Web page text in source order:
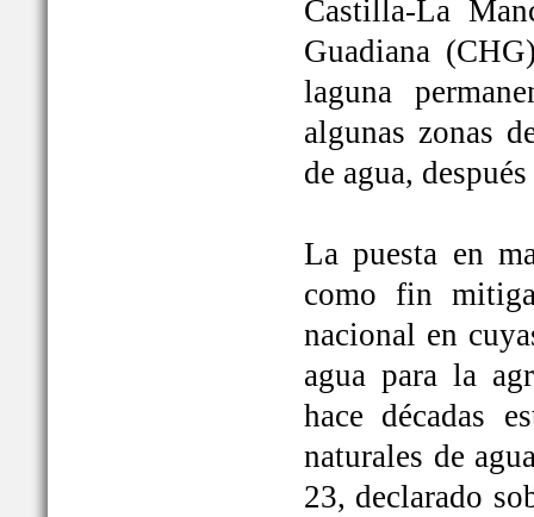
Castilla-La
Guadiana
laguna
algunas zonas
de agua,
La puesta en
como fin
nacional en
agua para la
hace décadas
naturales de
23, declarado